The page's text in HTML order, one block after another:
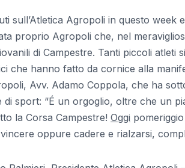
sull’Atletica Agropoli in questo week
proprio Agropoli che, nel
di Campestre. Tanti piccoli atleti
che hanno fatto da cornice alla
Avv. Adamo Coppola, che ha
di sport: “É un orgoglio, oltre che un
la Corsa Campestre! Oggi
oppure cadere e rialzarsi,